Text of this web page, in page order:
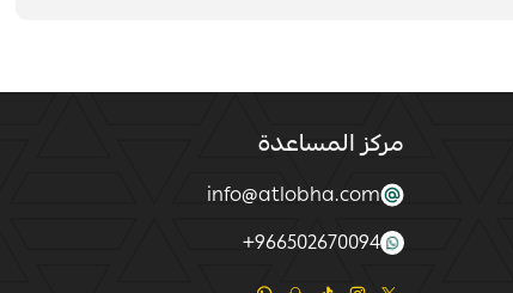
مركز المساعدة
info@atlobha.com
966502670094
+